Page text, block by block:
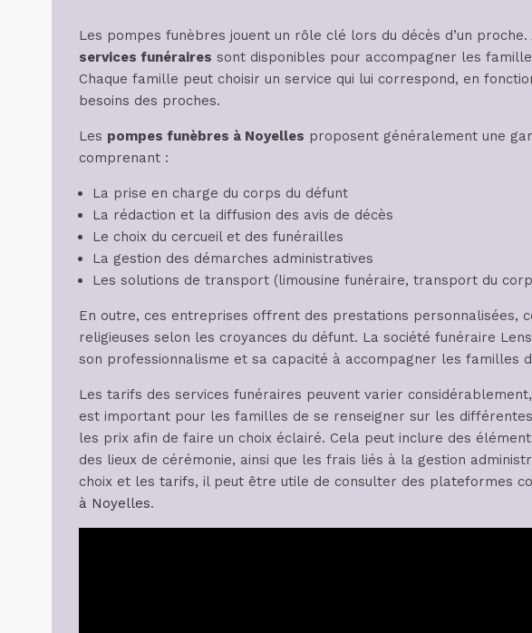
Les pompes funèbres jouent un rôle clé lors du décès d’un
services funéraires sont disponibles pour accompagner les
Chaque famille peut choisir un service qui lui correspond, en
besoins des proches.
Les pompes funèbres à Noyelles proposent généralement une
comprenant :
La prise en charge du corps du défunt
La rédaction et la diffusion des avis de décès
Le choix du cercueil et des funérailles
La gestion des démarches administratives
Les solutions de transport (limousine funéraire, transport du
En outre, ces entreprises offrent des prestations personnalisées,
religieuses selon les croyances du défunt. La société funéraire
son professionnalisme et sa capacité à accompagner les familles
Les tarifs des services funéraires peuvent varier
est important pour les familles de se renseigner sur les
les prix afin de faire un choix éclairé. Cela peut inclure des
des lieux de cérémonie, ainsi que les frais liés à la gestion
choix et les tarifs, il peut être utile de consulter des plateformes
à Noyelles.